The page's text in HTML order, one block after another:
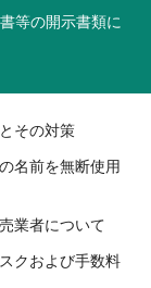
等の開示書類に
その対策
名前を無断使用
業者について
クおよび手数料